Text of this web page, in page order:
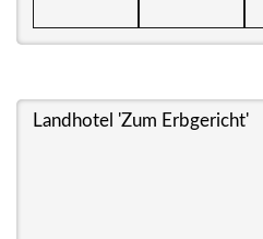
Landhotel 'Zum Erbgericht'